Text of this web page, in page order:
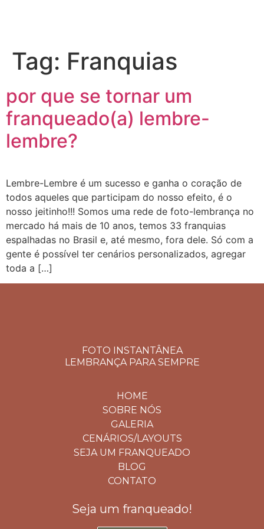
Tag: Franquias
por que se tornar um
franqueado(a) lembre-
lembre?
Lembre-Lembre é um sucesso e ganha o coração de
todos aqueles que participam do nosso efeito, é o
nosso jeitinho!!! Somos uma rede de foto-lembrança no
mercado há mais de 10 anos, temos 33 franquias
espalhadas no Brasil e, até mesmo, fora dele. Só com a
gente é possível ter cenários personalizados, agregar
toda a […]
FOTO INSTANTÂNEA
LEMBRANÇA PARA SEMPRE
HOME
SOBRE NÓS
GALERIA
CENÁRIOS/LAYOUTS
SEJA UM FRANQUEADO
BLOG
CONTATO
Seja um franqueado!